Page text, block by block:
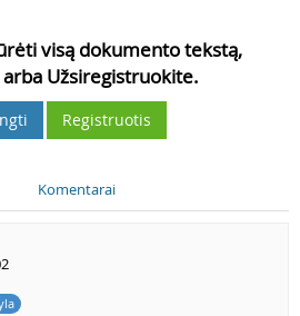
visą dokumento tekstą,
Užsiregistruokite.
Registruotis
Komentarai